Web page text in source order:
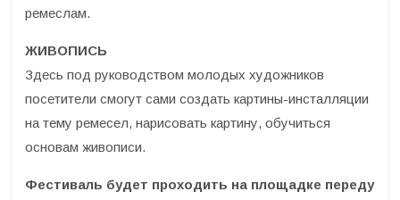
ремеслам.
ЖИВОПИСЬ
Здесь под руководством молодых художников
посетители смогут сами создать картины-инсталляции
на тему ремесел, нарисовать картину, обучиться
основам живописи.
Фестиваль будет проходить на площадке переду